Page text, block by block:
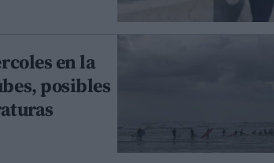
en la
posibles